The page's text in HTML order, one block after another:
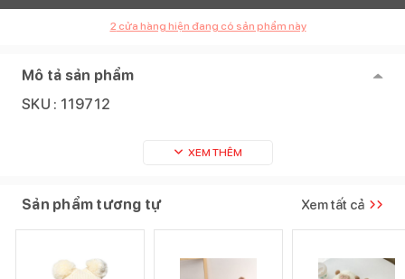
2 cửa hàng hiện đang có sản phẩm này
Mô tả sản phẩm
SKU : 119712
XEM THÊM
Sản phẩm tương tự Xem tất cả